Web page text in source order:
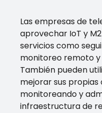
Las empresas de
aprovechar IoT y
servicios como
monitoreo remoto
También pueden
mejorar sus
monitoreando y
infraestructura de